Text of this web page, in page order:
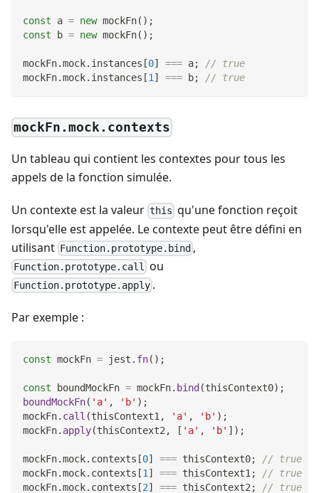
const a = new mockFn( ) ;
const b = new mockFn( ) ;
mockFn.mock. instances [0] === a;
// true
mockFn.mock. instances [1 ] === b; // true
mockFn.mock.contexts
Un tableau qui contient les contextes pour tous les
appels de la fonction simulée.
Un contexte est la valeur this qu'une fonction reçoit
lorsqu'elle est appelée. Le contexte peut être défini en
utilisant Function.prototype.bind ,
Function.prototype.call ou
Function.prototype.apply .
Par exemple :
const mockFn = jest . fn( ) ;
const boundMockFn = mockFn. bind (thisContext0) ;
boundMockFn( 'a' , 'b' ) ;
mockFn. call (thisContext1, 'a' , 'b' ) ;
mockFn. apply(thisContext2, [ 'a' , 'b' ] ) ;
mockFn.mock. contexts [0] === thisContext0;
// true
mockFn.mock. contexts [1] === thisContext1;
// true
mockFn.mock. contexts [2] === thisContext2; // true